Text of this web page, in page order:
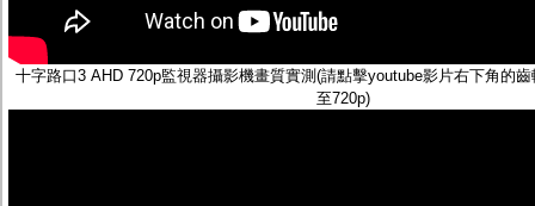
十字路口3 AHD 720p監視器攝影機畫質實測(請點擊youtube影片右下角的
至720p)